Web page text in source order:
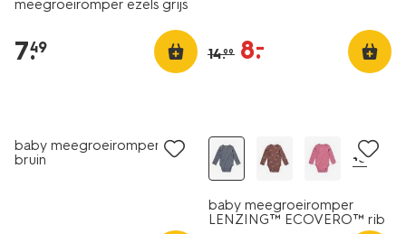
meegroeiromper ezels grijs
7.
49 14.99 8.
–
baby meegroeiromper rib
bruin
+3
baby meegroeiromper
LENZING™ ECOVERO™ rib